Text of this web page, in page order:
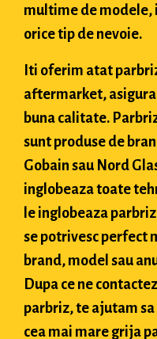
multime de modele,
orice tip de nevoie.
Iti oferim atat
aftermarket,
buna calitate.
sunt produse de
Gobain sau Nord
inglobeaza toate
le inglobeaza
se potrivesc perfect
brand, model sau
Dupa ce ne
parbriz, te ajutam
cea mai mare grija